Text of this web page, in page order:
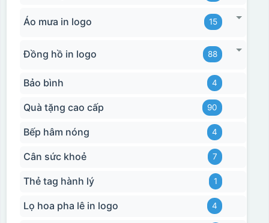
Áo mưa in logo 15
Đồng hồ in logo 88
Bảo bình 4
Quà tặng cao cấp 90
Bếp hâm nóng 4
Cân sức khoẻ 7
Thẻ tag hành lý 1
Lọ hoa pha lê in logo 4